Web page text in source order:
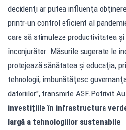
decidenţi ar putea influenţa
printr-un control eficient al
care să stimuleze productivitatea
înconjurător. Măsurile sugerate le
protejează sănătatea şi educaţia,
tehnologii, îmbunătăţesc
datoriilor", transmite ASF.Potrivit
investiţiile în infrastructura
largă a tehnologiilor sustenabile